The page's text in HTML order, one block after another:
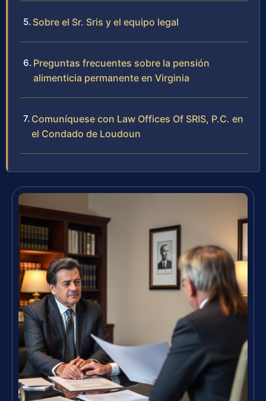
Sobre el Sr. Sris y el equipo legal
Preguntas frecuentes sobre la pensión
alimenticia permanente en Virginia
Comuníquese con Law Offices Of SRIS, P.C. en
el Condado de Loudoun